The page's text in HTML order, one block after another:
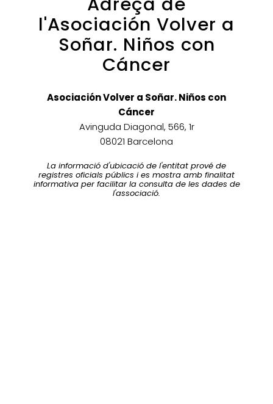
l'Asociación Volver a
Soñar. Niños con
Cáncer
Asociación Volver a Soñar. Niños con
Cáncer
Avinguda Diagonal, 566, 1r
08021 Barcelona
La informació d'ubicació de l'entitat prové de
registres oficials públics i es mostra amb finalitat
informativa per facilitar la consulta de les dades de
l'associació.